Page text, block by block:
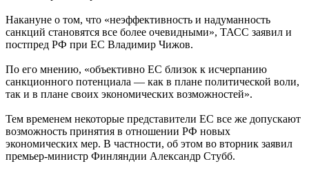
Накануне о том, что «неэффективность и надуманность
санкций становятся все более очевидными», ТАСС заявил и
постпред РФ при ЕС Владимир Чижов.
По его мнению, «объективно ЕС близок к исчерпанию
санкционного потенциала — как в плане политической воли,
так и в плане своих экономических возможностей».
Тем временем некоторые представители ЕС все же допускают
возможность принятия в отношении РФ новых
экономических мер. В частности, об этом во вторник заявил
премьер-министр Финляндии Александр Стубб.